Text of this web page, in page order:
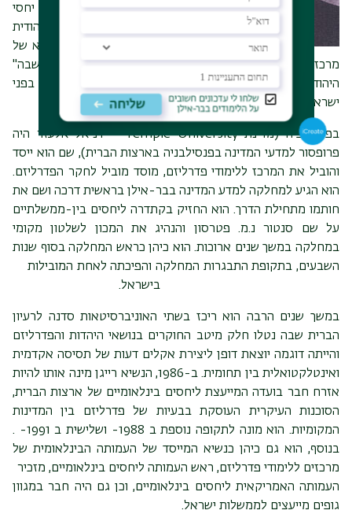
הפוליטית היהודית, וגם יחסי
ישראל והקהילה היהודית
הבינלאומית. כמייסד וכנשיא של
מרכז ירושלים לנושאים ציבוריים, הוא הוביל את "קו המחשבה"
היהודי העצמאי והתרכז בניתוח ופתירת בעיות יסוד העומדות בפני
ישראל והעולם היהודי.
בפילדלפיה (מדינת Temple University - דניאל אלעזר היה
פרופסור למדעי המדינה בפנסילבניה בארצות הברית), שם הוא ייסד
והוביל את המרכז ללימודי פדרליזם, מוסד מוביל לחקר הפדרליזם.
הוא הגיע למחלקה למדע המדינה בבר-אילן בראשית דרכה ושם את
חותמו מתחילת הדרך. הוא החזיק בקתדרה ליחסים בין-ממשלתיים
על שם סנטור נ.מ. פטרסון והנהיג את המכון לשלטון מקומי
במחלקה במשך שנים ארוכות. הוא כיהן כראש המחלקה בסוף שנות
השבעים, בתקופת התבגרות המחלקה והפיכתה לאחת המובילות
בישראל.
במשך שנים הרבה הוא ריכז בשתי האוניברסיטאות סדנה לרעיון
הברית שבה נטלו חלק מיטב החוקרים בנושאי היהדות והפדרליזם
והייתה דוגמה יוצאת דופן ליצירת אקלים דעות של תסיסה אקדמית
ואינטלקטואלית בין תחומית. ב-1986, הנשיא רייגן מינה אותו להיות
אזרח חבר בועדה המייעצת ליחסים בינלאומיים של ארצות הברית,
הסוכנות העיקרית העוסקת בבעיות של פדרליזם בין המדינות
המקומיות. הוא מונה לתקופה נוספת ב 1988- ושלישית ב 1991- .
בנוסף, הוא גם כיהן כנשיא המייסד של העמותה הבינלאומית של
מרכזים ללימודי פדרליזם, ראש העמותה ליחסים בינלאומיים, מזכיר
העמותה האמריקאית ליחסים בינלאומיים, וכן גם היה חבר במגוון
גופים מייעצים לממשלות ישראל.